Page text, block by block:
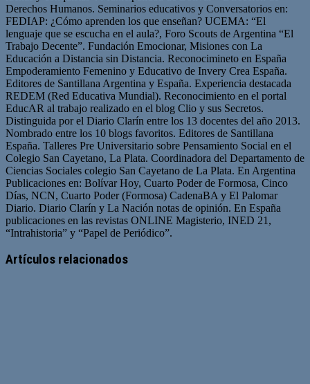
Derechos Humanos. Seminarios educativos y Conversatorios en:
FEDIAP: ¿Cómo aprenden los que enseñan? UCEMA: “El
lenguaje que se escucha en el aula?, Foro Scouts de Argentina “El
Trabajo Decente”. Fundación Emocionar, Misiones con La
Educación a Distancia sin Distancia. Reconocimineto en España
Empoderamiento Femenino y Educativo de Invery Crea España.
Editores de Santillana Argentina y España. Experiencia destacada
REDEM (Red Educativa Mundial). Reconocimiento en el portal
EducAR al trabajo realizado en el blog Clio y sus Secretos.
Distinguida por el Diario Clarín entre los 13 docentes del año 2013.
Nombrado entre los 10 blogs favoritos. Editores de Santillana
España. Talleres Pre Universitario sobre Pensamiento Social en el
Colegio San Cayetano, La Plata. Coordinadora del Departamento de
Ciencias Sociales colegio San Cayetano de La Plata. En Argentina
Publicaciones en: Bolívar Hoy, Cuarto Poder de Formosa, Cinco
Días, NCN, Cuarto Poder (Formosa) CadenaBA y El Palomar
Diario. Diario Clarín y La Nación notas de opinión. En España
publicaciones en las revistas ONLINE Magisterio, INED 21,
“Intrahistoria” y “Papel de Periódico”.
web
Artículos relacionados